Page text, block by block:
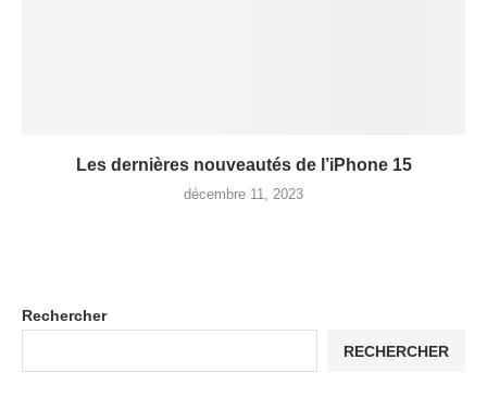
Les dernières nouveautés de l’iPhone 15
décembre 11, 2023
Rechercher
RECHERCHER